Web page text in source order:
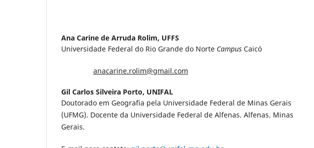
Ana Carine de Arruda Rolim, UFFS
Universidade Federal do Rio Grande do Norte Campus Caicó
anacarine.rolim@gmail.com
Gil Carlos Silveira Porto, UNIFAL
Doutorado em Geografia pela Universidade Federal de Minas Gerais
(UFMG). Docente da Universidade Federal de Alfenas. Alfenas. Minas
Gerais.